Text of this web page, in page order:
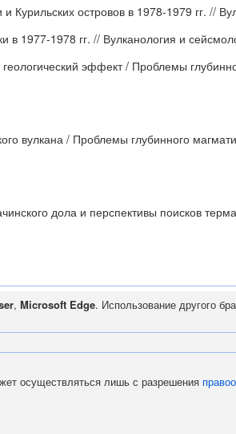
островов в 1978-1979 гг. //
в 1977-1978 гг. // Вулканология и
эффект / Проблемы
вулкана / Проблемы глубинного
дола и перспективы поисков
, Microsoft Edge. Использование другого
осуществляться лишь с разрешения